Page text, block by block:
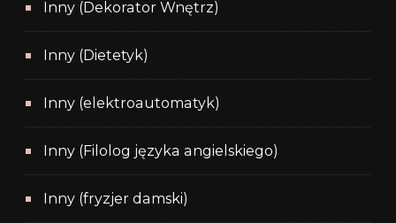
Inny (Dekorator Wnętrz)
Inny (Dietetyk)
Inny (elektroautomatyk)
Inny (Filolog języka angielskiego)
Inny (fryzjer damski)